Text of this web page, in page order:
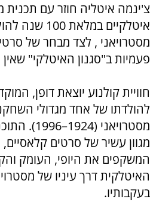
צ'ינמה איטליה חוזר עם
איטלקיים במלאת100 שנה
מסטרויאני , לצד מבחר של
פעמיות ב"סגנון האיטלקי"
חוויית קולנוע יוצאת דופן,
להולדתו של אחד מגדולי
מסטרויאני (1924–1996).
מגוון עשיר של סרטים קלאסיים,
המשקפים את היופי, העומק
האיטלקית דרך עיניו של
בעקבותיו.